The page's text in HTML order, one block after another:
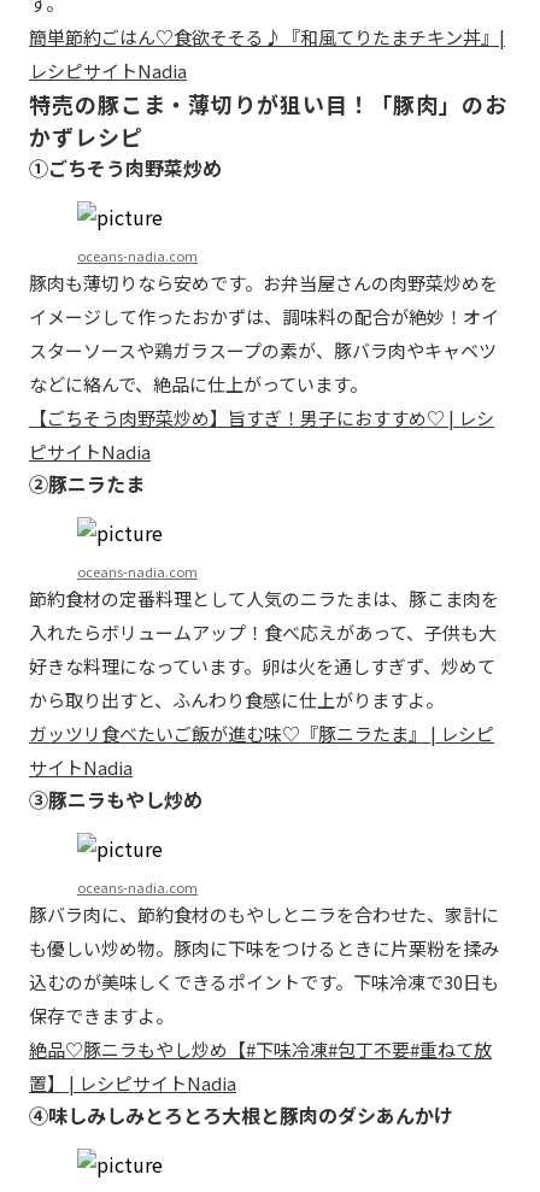
簡単節約ごはん♡食欲そそる♪『和風てりたまチキン丼』|
レシピサイトNadia
特売の豚こま・薄切りが狙い目！「豚肉」のお
かずレシピ
①ごちそう肉野菜炒め
oceans-nadia.com
豚肉も薄切りなら安めです。お弁当屋さんの肉野菜炒めを
イメージして作ったおかずは、調味料の配合が絶妙！オイ
スターソースや鶏ガラスープの素が、豚バラ肉やキャベツ
などに絡んで、絶品に仕上がっています。
【ごちそう肉野菜炒め】旨すぎ！男子におすすめ♡ | レシ
ピサイトNadia
②豚ニラたま
oceans-nadia.com
節約食材の定番料理として人気のニラたまは、豚こま肉を
入れたらボリュームアップ！食べ応えがあって、子供も大
好きな料理になっています。卵は火を通しすぎず、炒めて
から取り出すと、ふんわり食感に仕上がりますよ。
ガッツリ食べたいご飯が進む味♡『豚ニラたま』 | レシピ
サイトNadia
③豚ニラもやし炒め
oceans-nadia.com
豚バラ肉に、節約食材のもやしとニラを合わせた、家計に
も優しい炒め物。豚肉に下味をつけるときに片栗粉を揉み
込むのが美味しくできるポイントです。下味冷凍で30日も
保存できますよ。
絶品♡豚ニラもやし炒め【#下味冷凍#包丁不要#重ねて放
置】 | レシピサイトNadia
④味しみしみとろとろ大根と豚肉のダシあんかけ